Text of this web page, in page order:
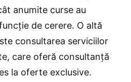
anumite curse au
de cerere. O altă
consultarea serviciilor
care oferă consultanță
la oferte exclusive.